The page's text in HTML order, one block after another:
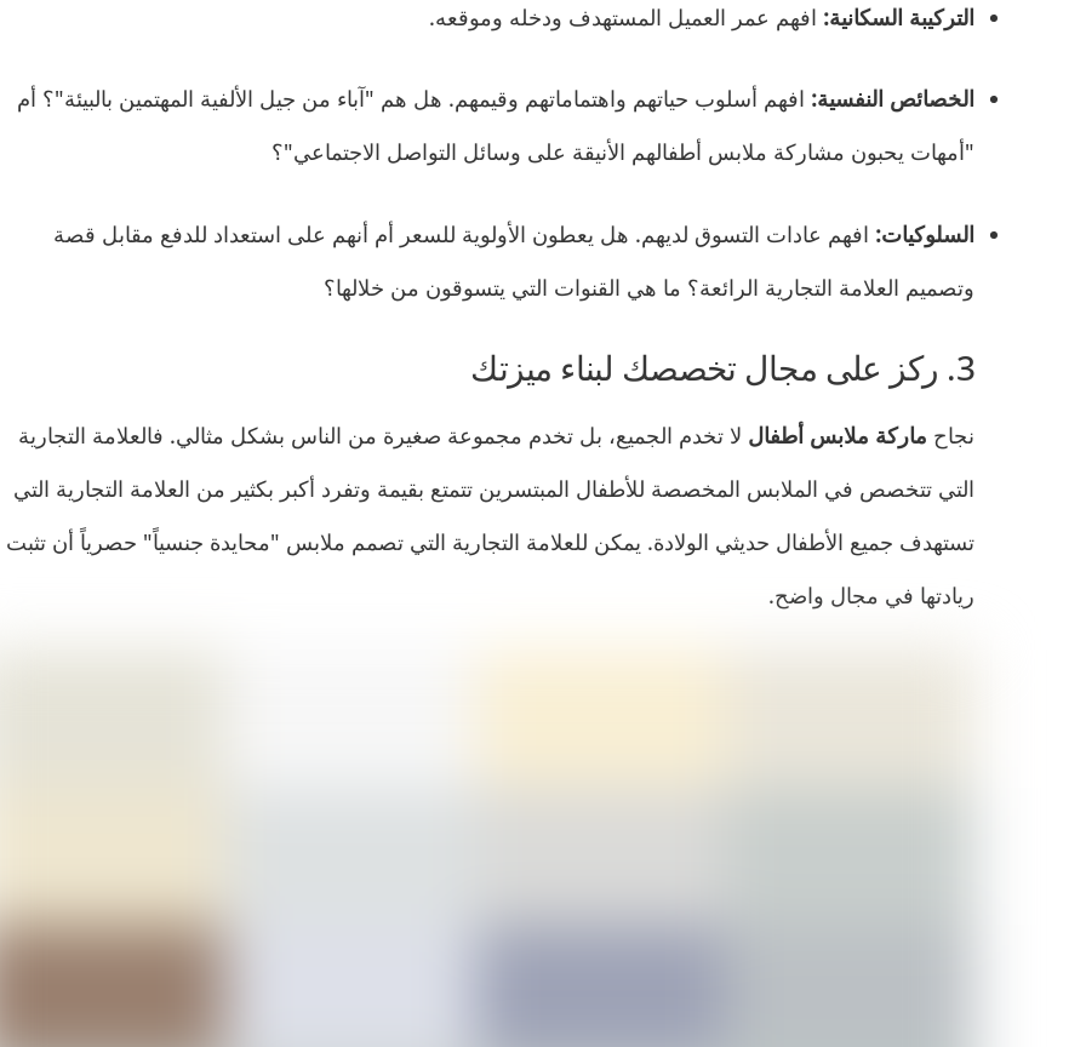
التركيبة السكانية: افهم عمر العميل المستهدف ودخله وموقعه.
الخصائص النفسية: افهم أسلوب حياتهم واهتماماتهم وقيمهم. هل هم "آباء من جيل الألفية المهتمين بالبيئة"؟ أم
"أمهات يحبون مشاركة ملابس أطفالهم الأنيقة على وسائل التواصل الاجتماعي"؟
السلوكيات: افهم عادات التسوق لديهم. هل يعطون الأولوية للسعر أم أنهم على استعداد للدفع مقابل قصة
وتصميم العلامة التجارية الرائعة؟ ما هي القنوات التي يتسوقون من خلالها؟
3. ركز على مجال تخصصك لبناء ميزتك
نجاح ماركة ملابس أطفال لا تخدم الجميع، بل تخدم مجموعة صغيرة من الناس بشكل مثالي. فالعلامة التجارية
التي تتخصص في الملابس المخصصة للأطفال المبتسرين تتمتع بقيمة وتفرد أكبر بكثير من العلامة التجارية التي
تستهدف جميع الأطفال حديثي الولادة. يمكن للعلامة التجارية التي تصمم ملابس "محايدة جنسياً" حصرياً أن تثبت
ريادتها في مجال واضح.